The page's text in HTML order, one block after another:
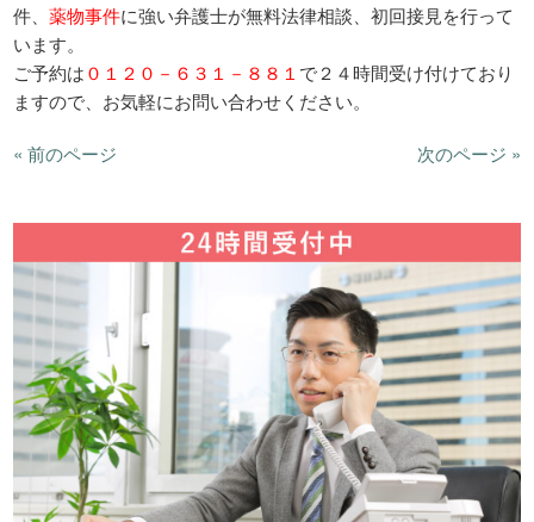
件、薬物事件に強い弁護士が無料法律相談、初回接見を行って
います。
ご予約は０１２０－６３１－８８１ で２４時間受け付けており
ますので、お気軽にお問い合わせください。
« 前のページ 次のページ »